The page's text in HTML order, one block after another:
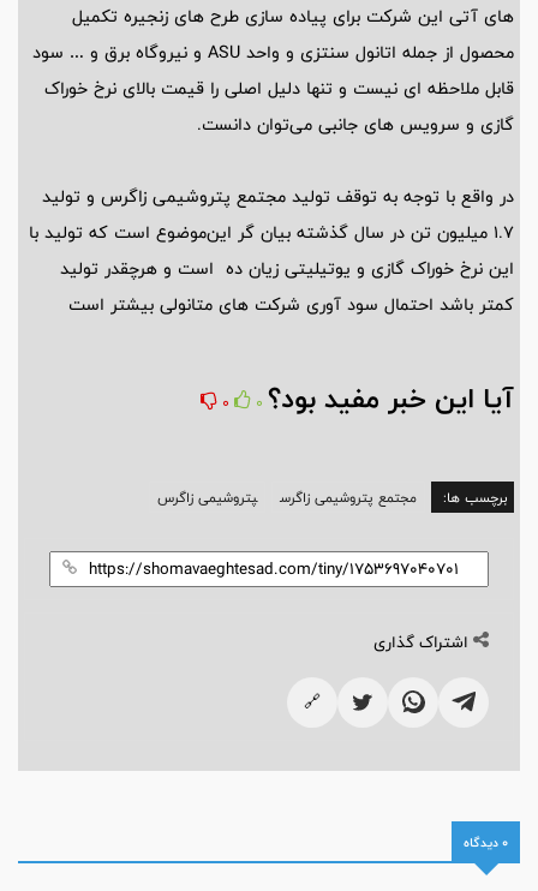
های آتی این شرکت برای پیاده سازی طرح های زنجیره تکمیل
محصول از جمله اتانول سنتزی و واحد ASU و نیروگاه برق و … سود
قابل ملاحظه ای نیست و تنها دلیل اصلی را قیمت بالای نرخ خوراک
گازی و سرویس های جانبی می‌توان دانست.
در واقع با توجه به توقف تولید مجتمع پتروشیمی زاگرس و تولید
1.7 میلیون تن در سال گذشته بیان گر این‌موضوع است که تولید با
این نرخ خوراک گازی و یوتیلیتی زیان ده است و هرچقدر تولید
کمتر باشد احتمال سود آوری شرکت های متانولی بیشتر است
آیا این خبر مفید بود؟ 0
0
برچسب ها: مجتمع پتروشیمی زاگرس پتروشیمی زاگرس
اشتراک گذاری
🔗
0 دیدگاه